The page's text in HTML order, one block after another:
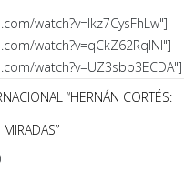
watch?v=lkz7CysFhLw"]
watch?v=qCkZ62RqlNI"]
watch?v=UZ3sbb3ECDA"]
“HERNÁN CORTÉS: